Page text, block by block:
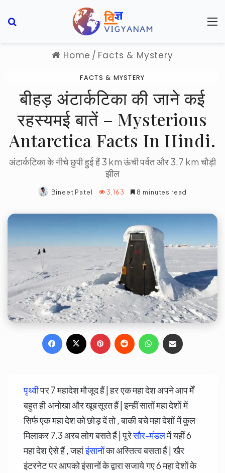
Home / Facts & Mystery
FACTS & MYSTERY
बीहड़ अंटार्कटिका की जाने कई
रहस्यमई बातें – Mysterious
Antarctica Facts In Hindi.
अंटार्कटिका के नीचे छुपी हुई हैं 3 km ऊंची पर्वत और 3.7 km चौड़ी
झील
Bineet Patel 3,163 8 minutes read
Facebook Pinterest
Reddit WhatsApp
पृथ्वीपर 7 महादेश मौजूद हैं | हर एक महा देश अपने आप मेँ
बहुत ही अनोखा और खूबसूरत हैं | इन्हीं सातों महा देशों में
सिर्फ एक महा देश को छोड़ दें तो , बाकी बचे महा देशों में कुल
मिलाकर 7.3 अरब लोग बसते हैं | पूरेसौर-मंडलमें यहीं 6
महा देश ऐसे हैं , जहांइंसानोंका अस्तित्व बसता हैं | खैर
इंटरनेट पर आपको इंसानों के द्वारा सजाये गए 6 महा देशों के